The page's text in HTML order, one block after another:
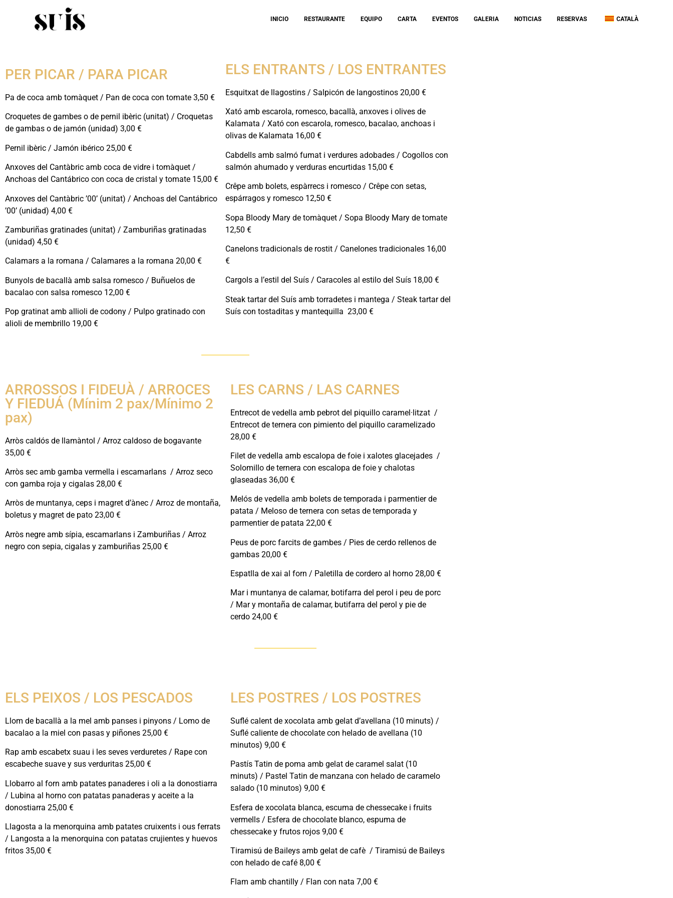
INICIO RESTAURANTE EQUIPO CARTA EVENTOS GALERIA NOTICIAS RESERVAS CATALÀ
PER PICAR / PARA PICAR
Pa de coca amb tomàquet / Pan de coca con tomate 3,50 €
Croquetes de gambes o de pernil ibèric (unitat) / Croquetas
de gambas o de jamón (unidad) 3,00 €
Pernil ibèric / Jamón ibérico 25,00 €
Anxoves del Cantàbric amb coca de vidre i tomàquet /
Anchoas del Cantábrico con coca de cristal y tomate 15,00 €
Anxoves del Cantàbric ’00’ (unitat) / Anchoas del Cantábrico
’00’ (unidad) 4,00 €
Zamburiñas gratinades (unitat) / Zamburiñas gratinadas
(unidad) 4,50 €
Calamars a la romana / Calamares a la romana 20,00 €
Bunyols de bacallà amb salsa romesco / Buñuelos de
bacalao con salsa romesco 12,00 €
Pop gratinat amb allioli de codony / Pulpo gratinado con
alioli de membrillo 19,00 €
ELS ENTRANTS / LOS ENTRANTES
Esquitxat de llagostins / Salpicón de langostinos 20,00 €
Xató amb escarola, romesco, bacallà, anxoves i olives de
Kalamata / Xató con escarola, romesco, bacalao, anchoas i
olivas de Kalamata 16,00 €
Cabdells amb salmó fumat i verdures adobades / Cogollos con
salmón ahumado y verduras encurtidas 15,00 €
Crêpe amb bolets, espàrrecs i romesco / Crêpe con setas,
espárragos y romesco 12,50 €
Sopa Bloody Mary de tomàquet / Sopa Bloody Mary de tomate
12,50 €
Canelons tradicionals de rostit / Canelones tradicionales 16,00
€
Cargols a l’estil del Suís / Caracoles al estilo del Suís 18,00 €
Steak tartar del Suís amb torradetes i mantega / Steak tartar del
Suís con tostaditas y mantequilla 23,00 €
ARROSSOS I FIDEUÀ / ARROCES
Y FIEDUÁ (Mínim 2 pax/Mínimo 2
pax)
Arròs caldós de llamàntol / Arroz caldoso de bogavante
35,00 €
Arròs sec amb gamba vermella i escamarlans / Arroz seco
con gamba roja y cigalas 28,00 €
Arròs de muntanya, ceps i magret d’ànec / Arroz de montaña,
boletus y magret de pato 23,00 €
Arròs negre amb sípia, escamarlans i Zamburiñas / Arroz
negro con sepia, cigalas y zamburiñas 25,00 €
LES CARNS / LAS CARNES
Entrecot de vedella amb pebrot del piquillo caramel·litzat /
Entrecot de ternera con pimiento del piquillo caramelizado
28,00 €
Filet de vedella amb escalopa de foie i xalotes glacejades /
Solomillo de ternera con escalopa de foie y chalotas
glaseadas 36,00 €
Melós de vedella amb bolets de temporada i parmentier de
patata / Meloso de ternera con setas de temporada y
parmentier de patata 22,00 €
Peus de porc farcits de gambes / Pies de cerdo rellenos de
gambas 20,00 €
Espatlla de xai al forn / Paletilla de cordero al horno 28,00 €
Mar i muntanya de calamar, botifarra del perol i peu de porc
/ Mar y montaña de calamar, butifarra del perol y pie de
cerdo 24,00 €
ELS PEIXOS / LOS PESCADOS
Llom de bacallà a la mel amb panses i pinyons / Lomo de
bacalao a la miel con pasas y piñones 25,00 €
Rap amb escabetx suau i les seves verduretes / Rape con
escabeche suave y sus verduritas 25,00 €
Llobarro al forn amb patates panaderes i oli a la donostiarra
/ Lubina al horno con patatas panaderas y aceite a la
donostiarra 25,00 €
Llagosta a la menorquina amb patates cruixents i ous ferrats
/ Langosta a la menorquina con patatas crujientes y huevos
fritos 35,00 €
LES POSTRES / LOS POSTRES
Suflé calent de xocolata amb gelat d’avellana (10 minuts) /
Suflé caliente de chocolate con helado de avellana (10
minutos) 9,00 €
Pastís Tatin de poma amb gelat de caramel salat (10
minuts) / Pastel Tatin de manzana con helado de caramelo
salado (10 minutos) 9,00 €
Esfera de xocolata blanca, escuma de chessecake i fruits
vermells / Esfera de chocolate blanco, espuma de
chessecake y frutos rojos 9,00 €
Tiramisú de Baileys amb gelat de cafè / Tiramisú de Baileys
con helado de café 8,00 €
Flam amb chantilly / Flan con nata 7,00 €